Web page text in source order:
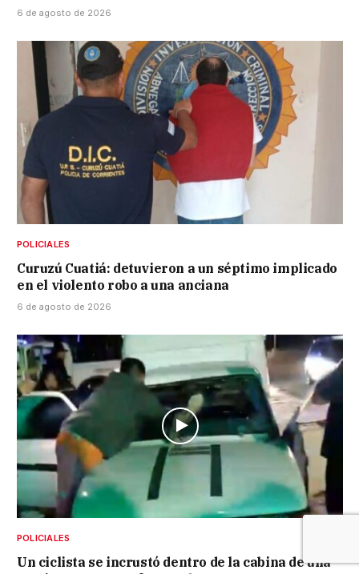
6 de agosto de 2026
POLICIALES
Curuzú Cuatiá: detuvieron a un séptimo implicado
en el violento robo a una anciana
6 de agosto de 2026
POLICIALES
Un ciclista se incrustó dentro de la cabina de una